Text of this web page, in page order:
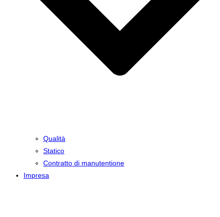
Qualità
Statico
Contratto di manutentione
Impresa